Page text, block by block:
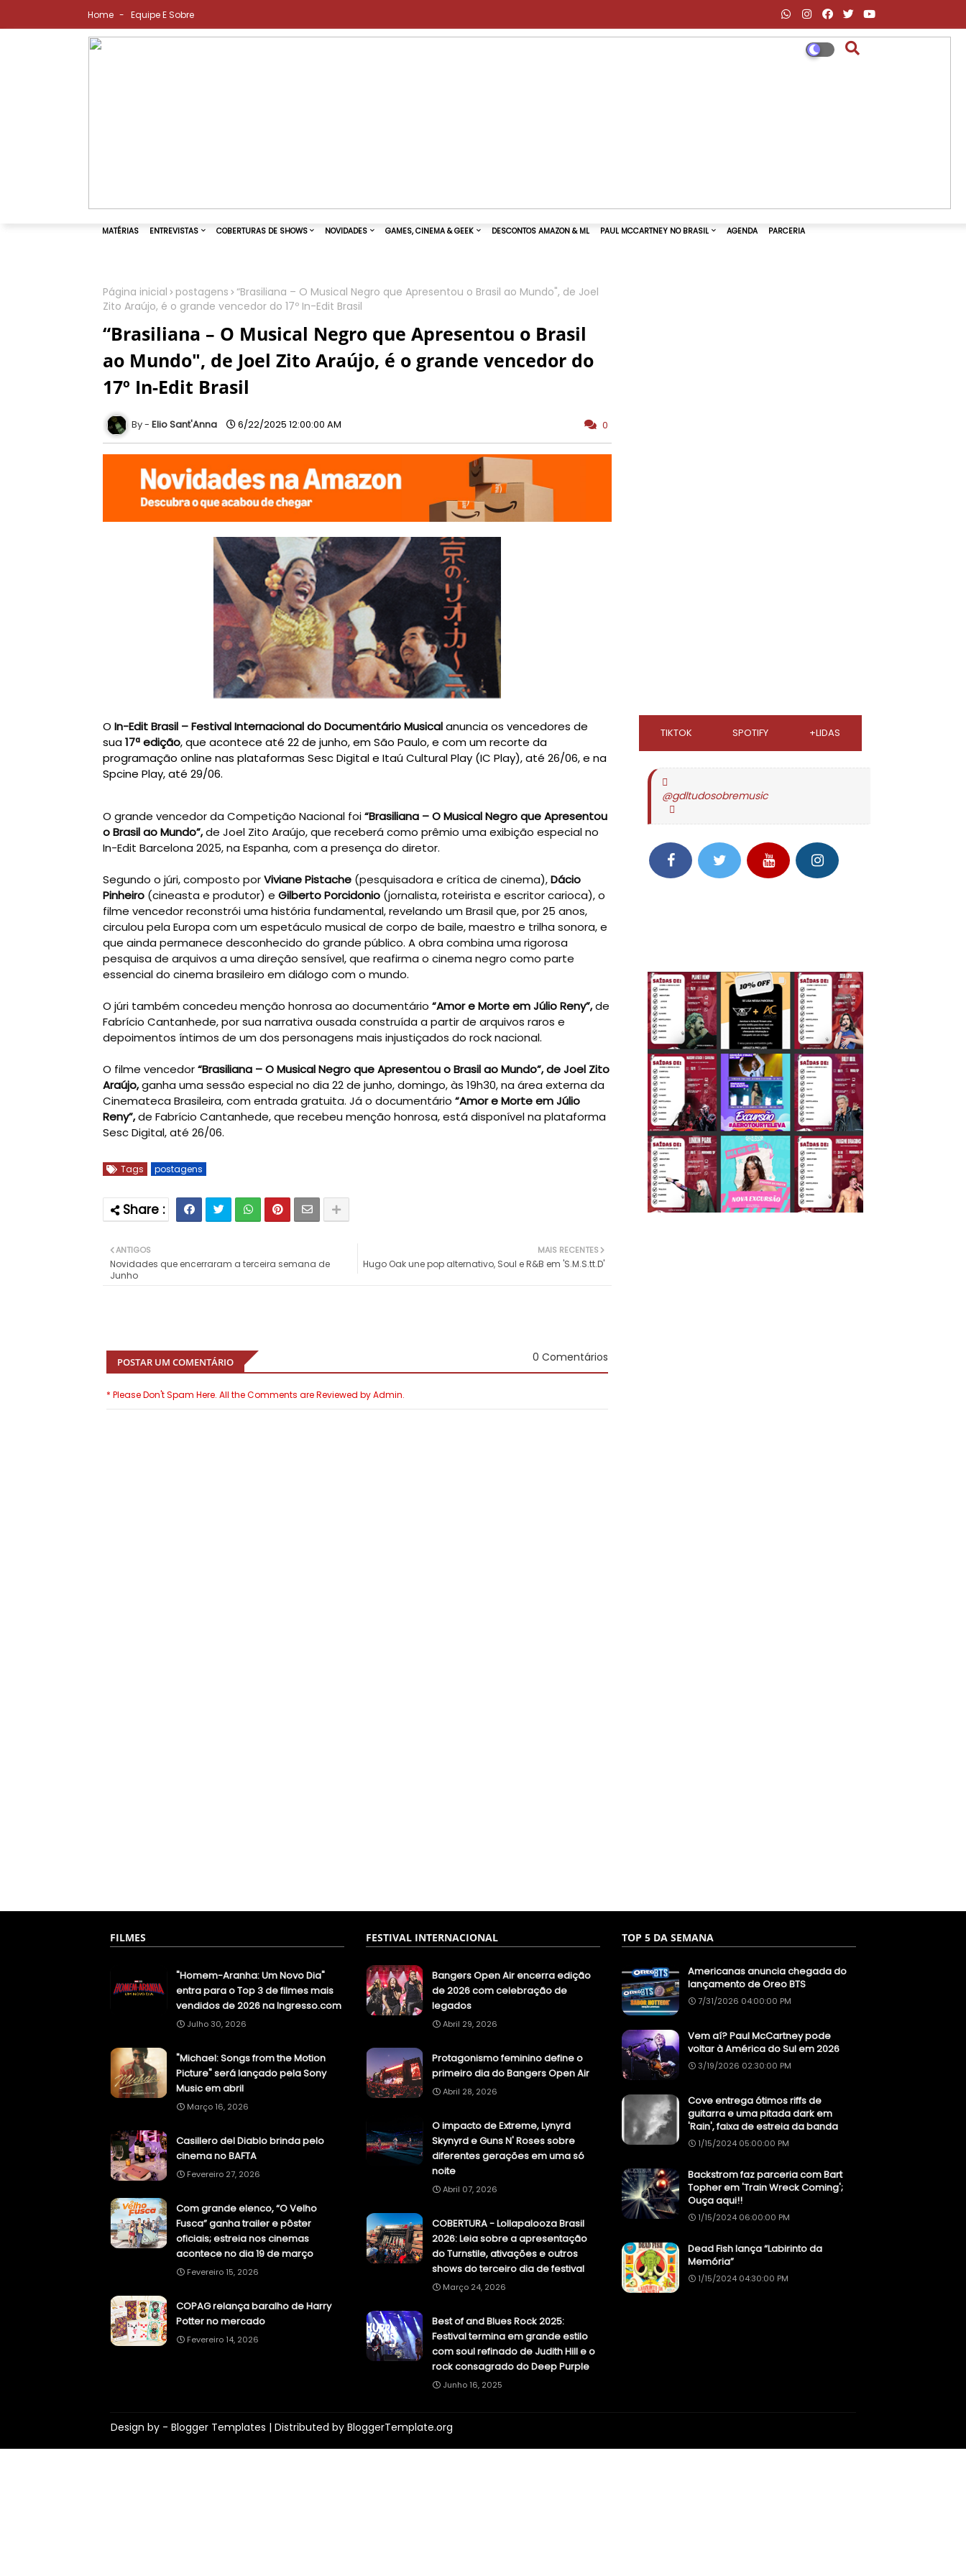
Home Equipe E Sobre
MATÉRIAS ENTREVISTAS COBERTURAS DE SHOWS
Página inicial postagens “Brasiliana – O Musical Negro que Apresentou o Brasil ao Mundo", de Joel
Zito Araújo, é o grande vencedor do 17º In-Edit Brasil
“Brasiliana – O Musical Negro que Apresentou o Brasil
ao Mundo", de Joel Zito Araújo, é o grande vencedor do
17º In-Edit Brasil
Elio Sant'Anna 6/22/2025 12:00:00 AM 0
O In-Edit Brasil – Festival Internacional do Documentário Musicalanuncia os vencedores de
sua17ª edição, que acontece até 22 de junho, em São Paulo, e com um recorte da
programação online nas plataformas Sesc Digital e Itaú Cultural Play (IC Play), até 26/06, e na
Spcine Play, até 29/06.
O grande vencedor da Competição Nacional foi“Brasiliana – O Musical Negro que Apresentou
o Brasil ao Mundo”,de Joel Zito Araújo, que receberá como prêmio uma exibição especial no
In-Edit Barcelona 2025, na Espanha, com a presença do diretor.
Segundo o júri, composto porViviane Pistache (pesquisadora e crítica de cinema),Dácio
Pinheiro (cineasta e produtor) e Gilberto Porcidonio (jornalista, roteirista e escritor carioca), o
filme vencedor reconstrói uma história fundamental, revelando um Brasil que, por 25 anos,
circulou pela Europa com um espetáculo musical de corpo de baile, maestro e trilha sonora, e
que ainda permanece desconhecido do grande público. A obra combina uma rigorosa
pesquisa de arquivos a uma direção sensível, que reafirma o cinema negro como parte
essencial do cinema brasileiro em diálogo com o mundo.
O júri também concedeu menção honrosa ao documentário “Amor e Morte em Júlio Reny”,de
Fabrício Cantanhede, por sua narrativa ousada construída a partir de arquivos raros e
depoimentos íntimos de um dos personagens mais injustiçados do rock nacional.
O filme vencedor“Brasiliana – O Musical Negro que Apresentou o Brasil ao Mundo”, de Joel Zito
Araújo,ganha uma sessão especial no dia 22 de junho, domingo, às 19h30, na área externa da
Cinemateca Brasileira, com entrada gratuita. Já o documentário “Amor e Morte em Júlio
Reny”,de Fabrício Cantanhede, que recebeu menção honrosa, está disponível na plataforma
Sesc Digital, até 26/06.
Tags postagens
MAIS RECENTES
Hugo Oak une pop alternativo, Soul e R&B em 'S.M.S.tt.D'
ANTIGOS
Novidades que encerraram a terceira semana de
Junho
POSTAR UM COMENTÁRIO 0 Comentários
* Please Don't Spam Here. All the Comments are Reviewed by Admin.
TIKTOK SPOTIFY +LIDAS
@gdltudosobremusic
FILMES
"Homem-Aranha: Um Novo Dia"
entra para o Top 3 de filmes mais
vendidos de 2026 na Ingresso.com
Julho 30, 2026
"Michael: Songs from the Motion
Picture" será lançado pela Sony
Music em abril
Março 16, 2026
Casillero del Diablo brinda pelo
cinema no BAFTA
Fevereiro 27, 2026
Com grande elenco, “O Velho
Fusca” ganha trailer e pôster
oficiais; estreia nos cinemas
acontece no dia 19 de março
Fevereiro 15, 2026
COPAG relança baralho de Harry
Potter no mercado
Fevereiro 14, 2026
FESTIVAL INTERNACIONAL
Bangers Open Air encerra edição
de 2026 com celebração de
legados
Abril 29, 2026
Protagonismo feminino define o
primeiro dia do Bangers Open Air
Abril 28, 2026
O impacto de Extreme, Lynyrd
Skynyrd e Guns N' Roses sobre
diferentes gerações em uma só
noite
Abril 07, 2026
COBERTURA - Lollapalooza Brasil
2026: Leia sobre a apresentação
do Turnstile, ativações e outros
shows do terceiro dia de festival
Março 24, 2026
Best of and Blues Rock 2025:
Festival termina em grande estilo
com soul refinado de Judith Hill e o
rock consagrado do Deep Purple
Junho 16, 2025
TOP 5 DA SEMANA
Americanas anuncia chegada do
lançamento de Oreo BTS
7/31/2026 04:00:00 PM
Vem aí? Paul McCartney pode
voltar à América do Sul em 2026
3/19/2026 02:30:00 PM
Cove entrega ótimos riffs de
guitarra e uma pitada dark em
'Rain', faixa de estreia da banda
1/15/2024 05:00:00 PM
Backstrom faz parceria com Bart
Topher em 'Train Wreck Coming';
Ouça aqui!!
1/15/2024 06:00:00 PM
Dead Fish lança “Labirinto da
Memória”
1/15/2024 04:30:00 PM
Design by - Blogger Templates | Distributed by BloggerTemplate.org